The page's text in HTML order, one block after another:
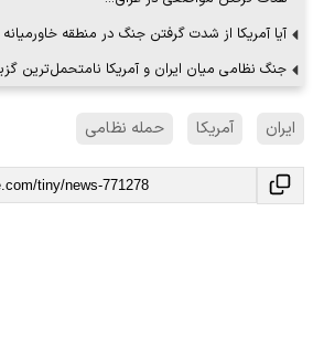
آیا آمریکا از شدت گرفتن جنگ در منطقه
جنگ نظامی میان ایران و آمریکا نامتحمل‌ترین
ایران آمریکا حمله نظامی